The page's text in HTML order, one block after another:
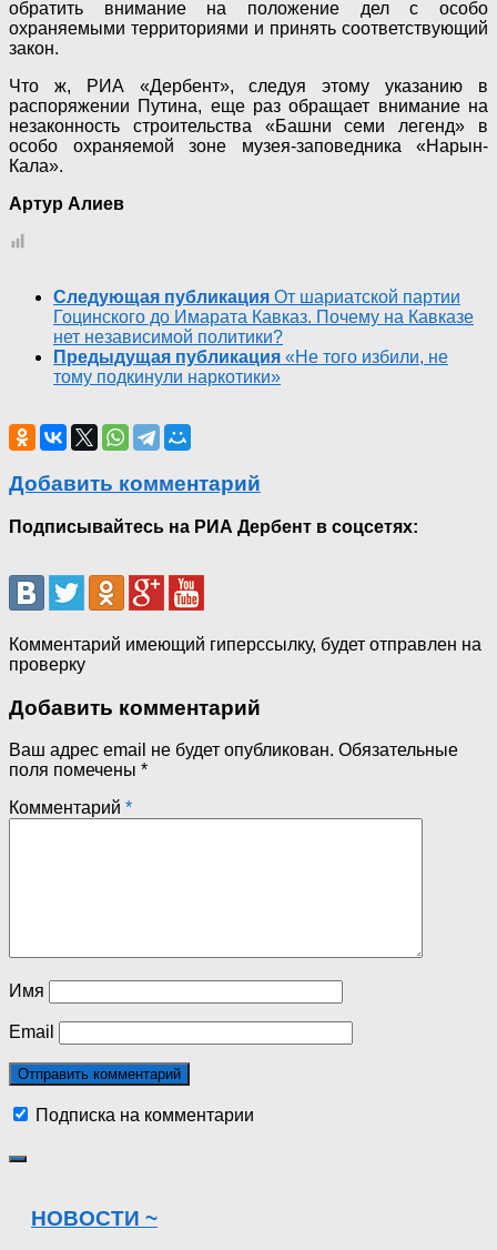
обратить внимание на положение дел с особо
охраняемыми территориями и принять соответствующий
закон.
Что ж, РИА «Дербент», следуя этому указанию в
распоряжении Путина, еще раз обращает внимание на
незаконность строительства «Башни семи легенд» в
особо охраняемой зоне музея-заповедника «Нарын-
Кала».
Артур Алиев
Следующая публикация От шариатской партии
Гоцинского до Имарата Кавказ. Почему на Кавказе
нет независимой политики?
Предыдущая публикация «Не того избили, не
тому подкинули наркотики»
Добавить комментарий
Подписывайтесь на РИА Дербент в соцсетях:
Комментарий имеющий гиперссылку, будет отправлен на
проверку
Добавить комментарий
Ваш адрес email не будет опубликован. Обязательные
поля помечены *
Комментарий *
Имя
Email
Подписка на комментарии
НОВОСТИ ~